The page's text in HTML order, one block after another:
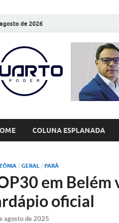
de 2026
O
Notícias todos
COLUNA ESPLANADA
/ GERAL / PARÁ
em Belém
oficial
agosto de 2025